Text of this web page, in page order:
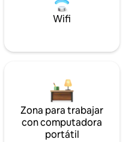
Wifi
Zona para trabajar
con computadora
portátil